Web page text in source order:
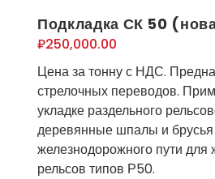
Подкладка СК 50
₽250,000.00
Цена за тонну с НДС.
стрелочных переводов.
укладке раздельного
деревянные шпалы и брусья
железнодорожного пути
рельсов типов Р50.